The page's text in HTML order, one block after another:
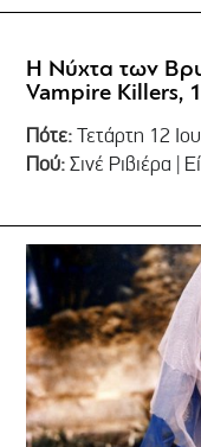
Η Νύχτα των
Vampire Killers,
Πότε:Τετάρτη 12
Πού:Σινέ Ριβιέρα |